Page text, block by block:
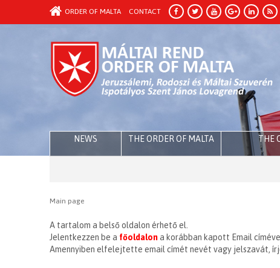
ORDER OF MALTA CONTACT
NEWS THE ORDER OF MALTA THE
Main page
A tartalom a belső oldalon érhető el.
Jelentkezzen be a főoldalona korábban kapott Email
Amennyiben elfelejtette email címét nevét vagy jelszavát,